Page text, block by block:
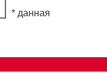
* данная